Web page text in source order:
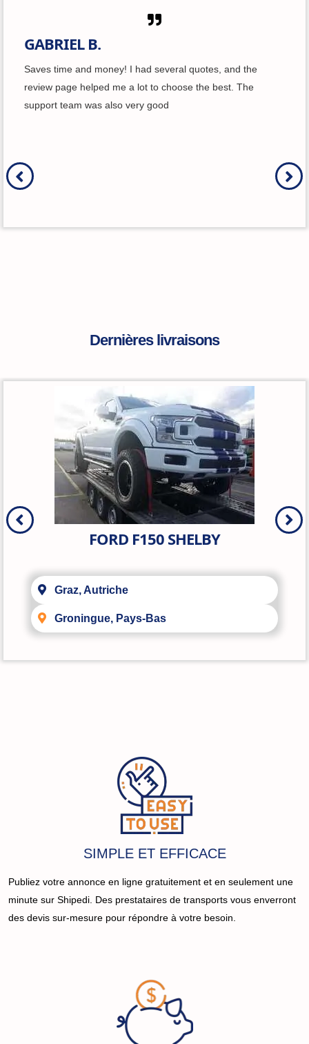
GABRIEL B.
Saves time and money! I had several quotes, and the
review page helped me a lot to choose the best. The
support team was also very good
Dernières livraisons
FORD F150 SHELBY
Graz, Autriche
Groningue, Pays-Bas
SIMPLE ET EFFICACE
Publiez votre annonce en ligne gratuitement et en seulement une
minute sur Shipedi. Des prestataires de transports vous enverront
des devis sur-mesure pour répondre à votre besoin.